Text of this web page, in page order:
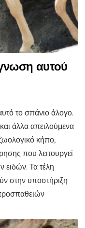
αυτού
το σπάνιο άλογο.
άλλα απειλούμενα
κήπο,
που λειτουργεί
ειδών. Τα τέλη
στην υποστήριξη